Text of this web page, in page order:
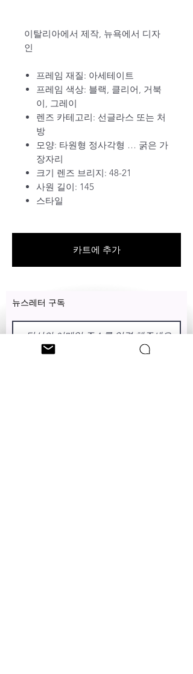
이탈리아에서 제작, 뉴욕에서 디자
인
프레임 재질: 아세테이트
프레임 색상: 블랙, 클리어, 거북
이, 그레이
렌즈 카테고리: 선글라스 또는 처
방
모양: 타원형 정사각형 … 굵은 가
장자리
크기 렌즈 브리지: 48-21
사원 길이: 145
스타일
카트에 추가
뉴스레터 구독